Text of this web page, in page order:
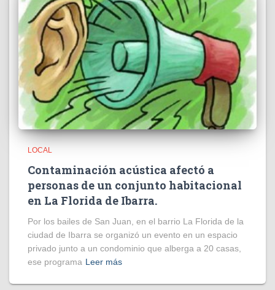
LOCAL
Contaminación acústica afectó a
personas de un conjunto habitacional
en La Florida de Ibarra.
Por los bailes de San Juan, en el barrio La Florida de la
ciudad de Ibarra se organizó un evento en un espacio
privado junto a un condominio que alberga a 20 casas,
ese programa Leer más